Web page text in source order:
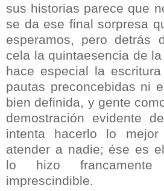
sus historias parece que
se da ese final sorpresa
esperamos, pero detrás
cela la quintaesencia de
hace especial la
pautas preconcebidas ni
bien definida, y gente
demostración evidente
intenta hacerlo lo
atender a nadie; ése es
lo hizo francamente
imprescindible.